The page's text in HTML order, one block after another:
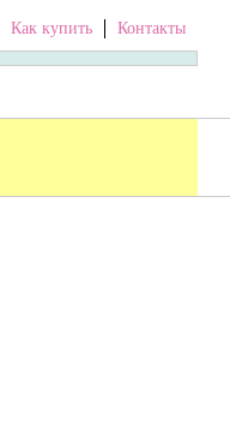
Как купить Контакты